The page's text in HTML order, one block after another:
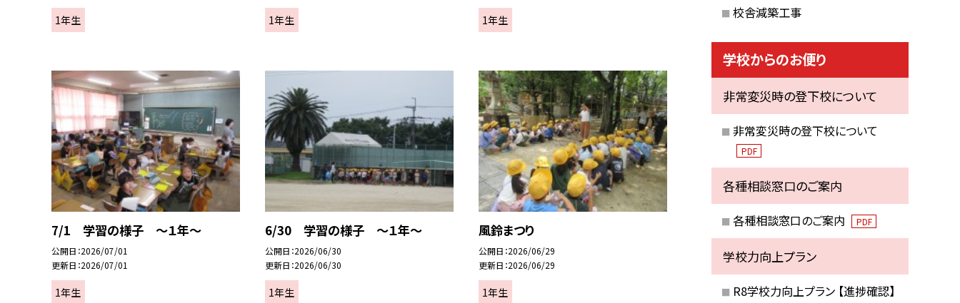
1年生 1年生 1年生
7/1 学習の様子 ～１年～
公開日 2026/07/01
更新日 2026/07/01
1年生
6/30 学習の様子 ～１年～
公開日 2026/06/30
更新日 2026/06/30
1年生
風鈴まつり
公開日 2026/06/29
更新日 2026/06/29
1年生
校舎減築工事
学校からのお便り
非常変災時の登下校について
非常変災時の登下校について
PDF
各種相談窓口のご案内
各種相談窓口のご案内 PDF
学校力向上プラン
R8学校力向上プラン 【進捗確認】